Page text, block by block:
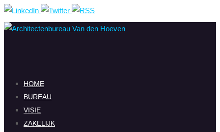
Ga
naar
naar
inhoud
HOME
BUREAU
VISIE
ZAKELIJK